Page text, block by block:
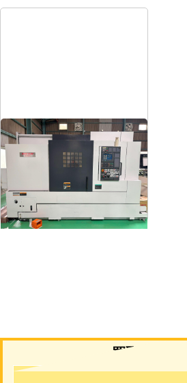
12″NC旋盤
森精機
NL3000/700
年 式2006
買取について